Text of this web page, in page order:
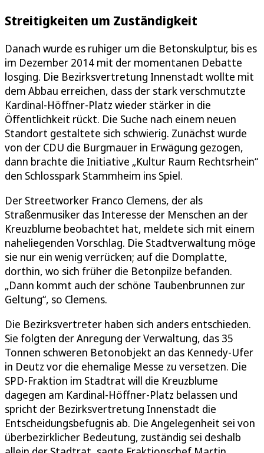
Streitigkeiten um Zuständigkeit
Danach wurde es ruhiger um die Betonskulptur, bis es
im Dezember 2014 mit der momentanen Debatte
losging. Die Bezirksvertretung Innenstadt wollte mit
dem Abbau erreichen, dass der stark verschmutzte
Kardinal-Höffner-Platz wieder stärker in die
Öffentlichkeit rückt. Die Suche nach einem neuen
Standort gestaltete sich schwierig. Zunächst wurde
von der CDU die Burgmauer in Erwägung gezogen,
dann brachte die Initiative „Kultur Raum Rechtsrhein“
den Schlosspark Stammheim ins Spiel.
Der Streetworker Franco Clemens, der als
Straßenmusiker das Interesse der Menschen an der
Kreuzblume beobachtet hat, meldete sich mit einem
naheliegenden Vorschlag. Die Stadtverwaltung möge
sie nur ein wenig verrücken; auf die Domplatte,
dorthin, wo sich früher die Betonpilze befanden.
„Dann kommt auch der schöne Taubenbrunnen zur
Geltung“, so Clemens.
Die Bezirksvertreter haben sich anders entschieden.
Sie folgten der Anregung der Verwaltung, das 35
Tonnen schweren Betonobjekt an das Kennedy-Ufer
in Deutz vor die ehemalige Messe zu versetzen. Die
SPD-Fraktion im Stadtrat will die Kreuzblume
dagegen am Kardinal-Höffner-Platz belassen und
spricht der Bezirksvertretung Innenstadt die
Entscheidungsbefugnis ab. Die Angelegenheit sei von
überbezirklicher Bedeutung, zuständig sei deshalb